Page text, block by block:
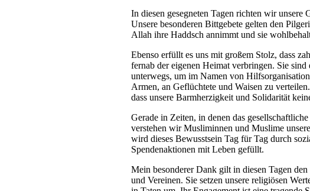
In diesen gesegneten Tagen richten wir unsere
Unsere besonderen Bittgebete gelten den
Allah ihre Haddsch annimmt und sie
Ebenso erfüllt es uns mit großem Stolz, dass
fernab der eigenen Heimat verbringen. Sie
unterwegs, um im Namen von
Armen, an Geflüchtete und Waisen zu
dass unsere Barmherzigkeit und Solidarität
Gerade in Zeiten, in denen das
verstehen wir Musliminnen und Muslime
wird dieses Bewusstsein Tag für Tag durch
Spendenaktionen mit Leben gefüllt.
Mein besonderer Dank gilt in diesen Tagen
und Vereinen. Sie setzen unsere religiösen